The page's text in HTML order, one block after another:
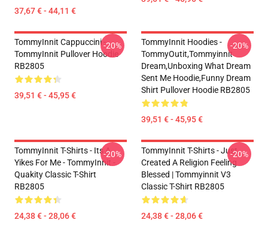
37,67 € - 44,11 €
TommyInnit Cappuccini -
TommyInnit Pullover Hoodie
RB2805
39,51 € - 45,95 €
-20%
TommyInnit Hoodies -
TommyOutit,Tommyinnit
Dream,Unboxing What Dream
Sent Me Hoodie,funny Dream
Shirt Pullover Hoodie RB2805
39,51 € - 45,95 €
-20%
TommyInnit T-Shirts - Its A
Yikes For Me - TommyInnit -
Quakity Classic T-Shirt
RB2805
24,38 € - 28,06 €
-20%
TommyInnit T-Shirts - Just
Created A Religion Feeling
Blessed | Tommyinnit V3
Classic T-Shirt RB2805
24,38 € - 28,06 €
-20%